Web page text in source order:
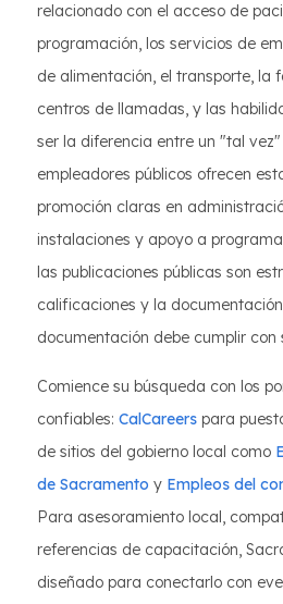
relacionado con el acceso de
programación, los servicios de
de alimentación, el transporte, la
centros de llamadas, y las
ser la diferencia entre un "tal
empleadores públicos ofrecen
promoción claras en
instalaciones y apoyo a
las publicaciones públicas son
calificaciones y la
documentación debe cumplir con
Comience su búsqueda con los
confiables: CalCareers para
de sitios del gobierno local como
de Sacramento y Empleos del
Para asesoramiento local,
referencias de capacitación,
diseñado para conectarlo con